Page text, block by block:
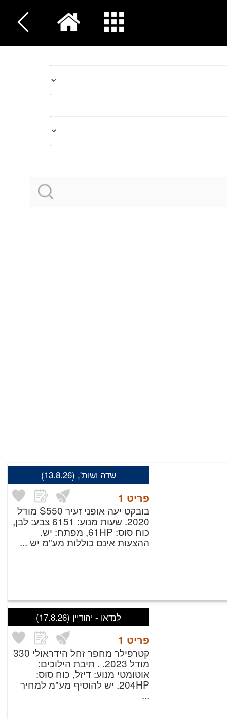
שדה ושות', (13.8.26)
פריט 1
בובקט יעה אופני זעיר S550 מודל
2020. שעות מנוע: 6151 צבע: לבן,
כוח סוס: 61HP, מפתח: יש.
ההצעות אינם כוללות מע"מ יש ...
לנדאו - יהודיין (17.8.26)
פריט 1
קטרפילר מחפר זחל הידראולי 330
מודל 2023. . תיבת הילוכים:
אוטומטי מנוע: דיזל, כוח סוס:
204HP. יש להוסיף מע"מ למחיר
...